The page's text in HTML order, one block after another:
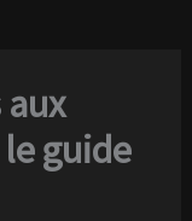
aux
guide